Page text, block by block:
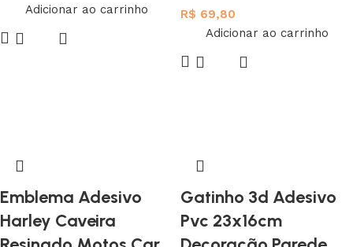
Adicionar ao carrinho
R$ 69,80
Adicionar ao carrinho
Emblema Adesivo
Harley Caveira
Gatinho 3d Adesivo
Pvc 23x16cm